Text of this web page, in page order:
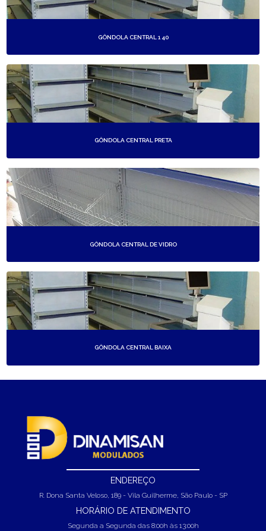
GÔNDOLA CENTRAL 1 40
GÔNDOLA CENTRAL PRETA
GÔNDOLA CENTRAL DE VIDRO
GÔNDOLA CENTRAL BAIXA
ENDEREÇO
R. Dona Santa Veloso, 189 - Vila Guilherme, São Paulo - SP
HORÁRIO DE ATENDIMENTO
Segunda a Segunda das 8:00h às 13:00h